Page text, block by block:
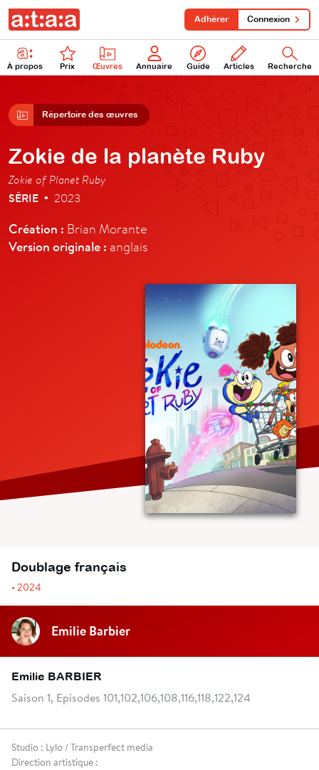
À propos Prix Œuvres Annuaire Guide Articles Recherche
Adhérer Connexion
Répertoire des œuvres
Zokie de la planète Ruby
Zokie of Planet Ruby
SÉRIE • 2023
Création : Brian Morante
Version originale : anglais
Doublage français
• 2024
Emilie Barbier
Emilie BARBIER
Saison 1, Episodes 101,102,106,108,116,118,122,124
Studio : Lylo / Transperfect media
Direction artistique :